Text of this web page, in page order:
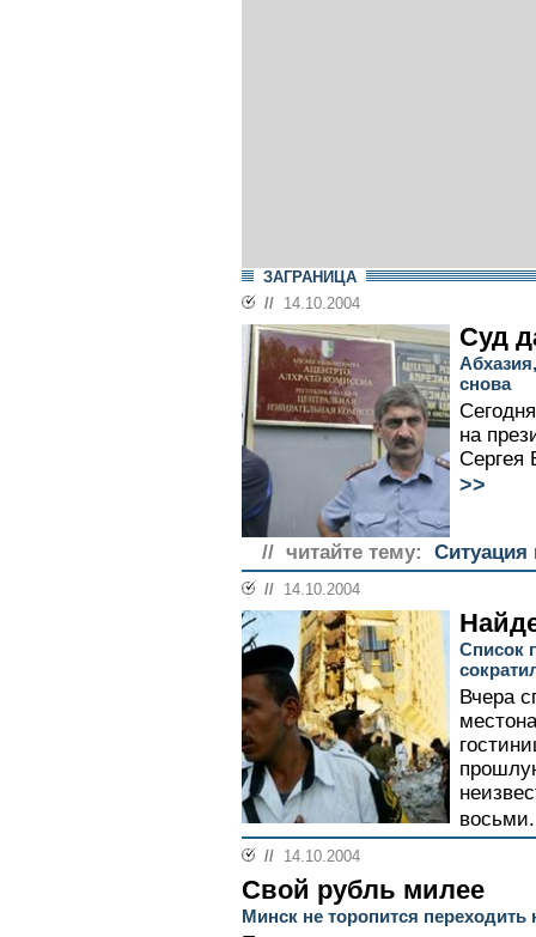
ЗАГРАНИЦА
// 14.10.2004
Суд
снова
на
Сергея
>>
// читайте тему: Ситуация
// 14.10.2004
Список
Вчера
// 14.10.2004
Свой рубль милее
Минск не торопится переходить